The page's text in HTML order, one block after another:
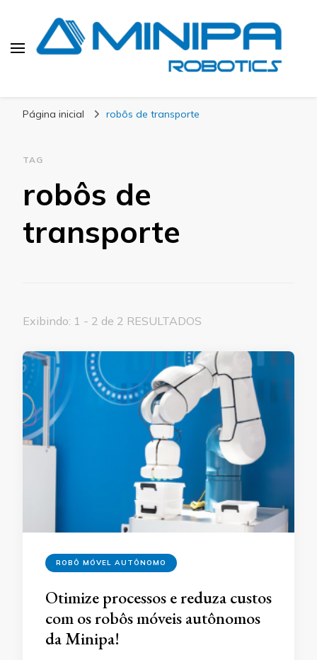
Página inicial robôs de transporte
TAG
robôs de
transporte
Exibindo: 1 - 2 de 2 RESULTADOS
ROBÔ MÓVEL AUTÔNOMO
Otimize processos e reduza custos
com os robôs móveis autônomos
da Minipa!